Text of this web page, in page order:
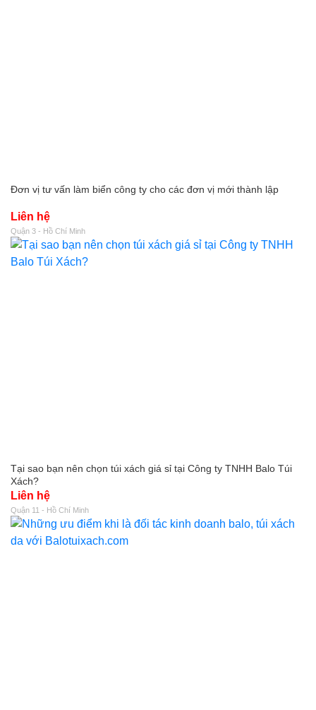
Đơn vị tư vấn làm biển công ty cho các đơn vị mới thành lập
Liên hệ
Quận 3 - Hồ Chí Minh
Tại sao bạn nên chọn túi xách giá sỉ tại Công ty TNHH Balo Túi
Xách?
Liên hệ
Quận 11 - Hồ Chí Minh